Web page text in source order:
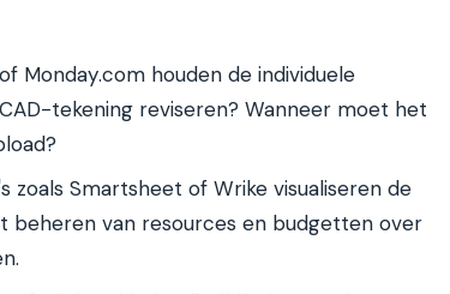
Monday.com houden de individuele
tekening reviseren? Wanneer moet het
zoals Smartsheet of Wrike visualiseren de
beheren van resources en budgetten over